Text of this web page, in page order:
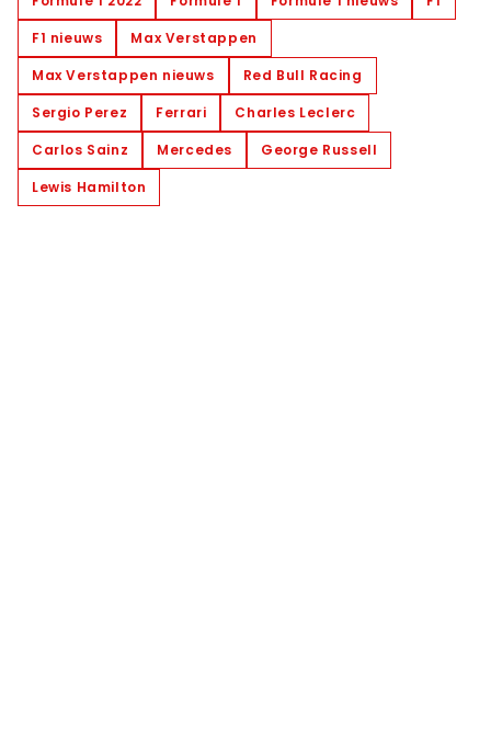
F1 nieuws
Max Verstappen
Max Verstappen nieuws
Red Bull Racing
Sergio Perez
Ferrari
Charles Leclerc
Carlos Sainz
Mercedes
George Russell
Lewis Hamilton